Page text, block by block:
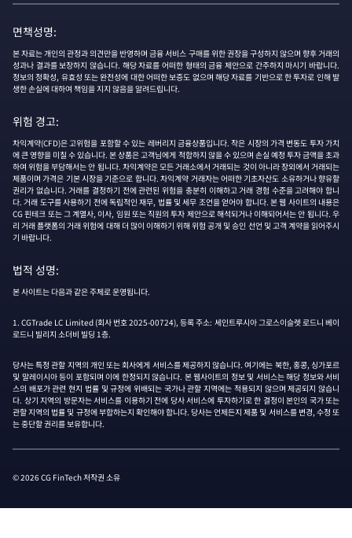
면책성명:
본 자료는 개인의 관정과 의견만을 반영하며 금융 서비스 구매를 위한 권장을 구성하지 않으며 향후 거래의
성과나 결과를 보장하지 않습니다. 해당 자료를 어떠한 형태의 금융 제안으로 간주하지 마시기 바랍니다.
정보의 정확성, 유효성 또는 완전성에 대한 어떠한 보증도 없으며 해당 자료를 기반으로 한 투자로 인해 발
생한 손실에 대하여 책임을 지지 않음을 알려드립니다.
위험 경고:
차익계약(CFD)은 고위험을 포함할 수 있는 레버리지 금융상품입니다. 작은 시장의 가격 변동도 투자 가치
에 큰 영향을 미칠 수 있습니다. 본 상품은 고객님에게 적합하지 않을 수 있으며 손실 예정 투자 금액을 초과
하여 위험을 부담해서는 안 됩니다. 차익계약은 모든 거래소에서 거래되는 것이 아니라 장외에서 거래되는
제품이며 가격은 기본 시장을 기준으로 합니다. 차익계약 거래자는 어떠한 기초자산도 소유하거나 향유할
권리가 없습니다. 거래를 결정하기 전에 관련된 위험을 충분히 이해하고 거래 경험 수준을 고려해야 합니
다. 거래 도구를 사용하기 전에 독립적인 재무, 법률 및 세무 조언을 얻어야 합니다. 본 웹 사이트의 내용은
CG 핀테크 또는 그 계열사, 이사, 임원 또는 직원의 투자 제안으로 해석되거나 이해되어서는 안 됩니다. 우
리 거래 플랫폼의 거래 위험에 대해 더 많이 이해하기 위해 위험 공개 및 승인 선언 및 고객 계약을 읽어주시
기 바랍니다.
법적 성명:
본 사이트는 다음과 같은 주체로 운영됩니다.
1. CGTrade LC Limited (회사 번호 2025-00724), 등록 주소: 세인트루시아 그로스이슬렛 로드니 베이
로드니 빌리지 소더비 빌딩 1층.
당사는 특정 관할 지역의 개인 또는 회사에게 서비스를 제공하지 않습니다. 여기에는 북한, 홍콩, 싱가포르
및 말레이시아 등이 포함되며 이에 한정되지 않습니다. 본 웹사이트의 정보 및 서비스는 해당 정보와 서비
스의 배포가 관련 현지 법률 및 규정에 위배되는 국가나 관할 지역에는 적용되지 않으며 제공되지 않습니
다. 상기 지역의 방문자는 서비스를 이용하기 전에 당사 서비스에 투자하기로 한 결정이 본인의 국가 또는
관할 지역의 법률 및 규정에 부합하는지 확인해야 합니다. 당사는 언제든지 제품 및 서비스를 변경, 수정 또
는 중단할 권리를 보유합니다.
© 2026 CG FinTech 저작권 소유